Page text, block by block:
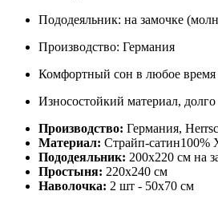
Пододеяльник: на замочке
Производство: Германия
Комфортный сон в любое время
Износостойкий материал,
Производство: Германия,
Материал: Страйп-сатин100%
Пододеяльник: 200х220 см на
Простыня: 220х240 см
Наволочка: 2 шт - 50x70 см